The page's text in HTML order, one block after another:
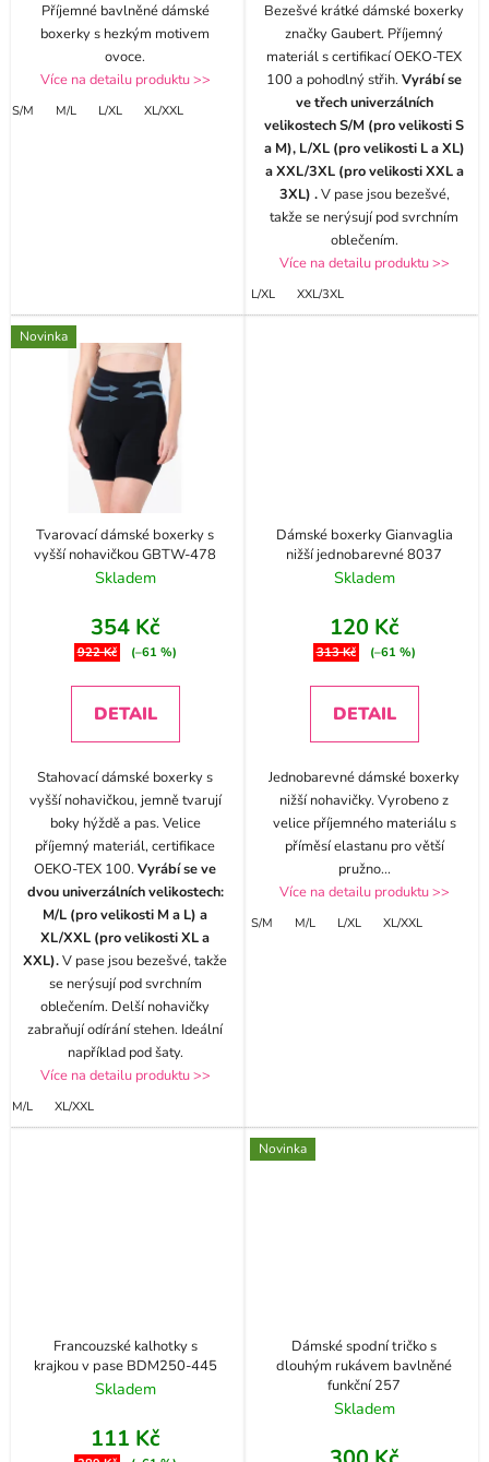
Příjemné bavlněné dámské
boxerky s hezkým motivem
ovoce.
Více na detailu produktu >>
S/M M/L L/XL XL/XXL
Bezešvé krátké dámské boxerky
značky Gaubert. Příjemný
materiál s certifikací OEKO-TEX
100 a pohodlný střih. Vyrábí se
ve třech univerzálních
velikostech S/M (pro velikosti S
a M), L/XL (pro velikosti L a XL)
a XXL/3XL (pro velikosti XXL a
3XL) .V pase jsou bezešvé,
takže se nerýsují pod svrchním
oblečením.
Více na detailu produktu >>
L/XL XXL/3XL
Novinka
Tvarovací dámské boxerky s
vyšší nohavičkou GBTW-478
Skladem
354 Kč
922 Kč (–61 %)
DETAIL
Stahovací dámské boxerky s
vyšší nohavičkou, jemně tvarují
boky hýždě a pas. Velice
příjemný materiál, certifikace
OEKO-TEX 100. Vyrábí se ve
dvou univerzálních velikostech:
M/L (pro velikosti M a L) a
XL/XXL (pro velikosti XL a
XXL).V pase jsou bezešvé, takže
se nerýsují pod svrchním
oblečením. Delší nohavičky
zabraňují odírání stehen. Ideální
například pod šaty.
Více na detailu produktu >>
M/L XL/XXL
Dámské boxerky Gianvaglia
nižší jednobarevné 8037
Skladem
120 Kč
313 Kč (–61 %)
DETAIL
Jednobarevné dámské boxerky
nižší nohavičky. Vyrobeno z
velice příjemného materiálu s
příměsí elastanu pro větší
pružno...
Více na detailu produktu >>
S/M M/L L/XL XL/XXL
Francouzské kalhotky s
krajkou v pase BDM250-445
Skladem
111 Kč
Novinka
Dámské spodní tričko s
dlouhým rukávem bavlněné
funkční 257
Skladem